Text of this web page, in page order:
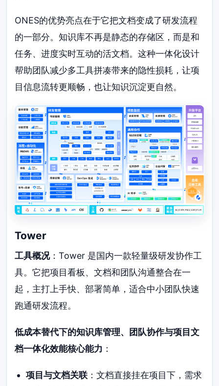
ONES的优势亮点在于它把文档变成了研发流程
的一部分。知识库不再是静态的存储区，而是和
任务、进度实时互动的活文档。这种一体化设计
帮助团队减少多工具拼凑带来的隐性损耗，让项
目信息流转更顺畅，也让知识沉淀更自然。
Tower
工具概况：Tower 是国内一款轻量级研发协作工
具。它把项目看板、文档和团队沟通整合在一
起，主打上手快、部署简单，适合中小团队快速
跑通研发流程。
低成本替代下的知识库管理、团队协作与项目文
档一体化效能核心能力 ：
项目与文档关联：文档直接挂在项目下，需求